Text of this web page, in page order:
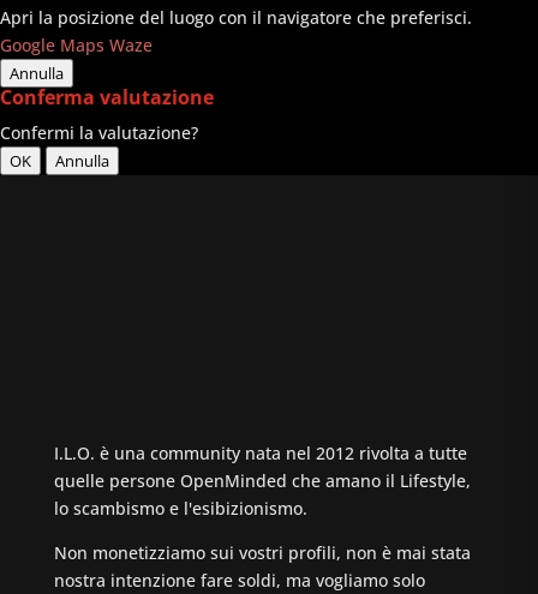
Apri la posizione del luogo con il navigatore che preferisci.
Google Maps Waze
Annulla
Conferma valutazione
Confermi la valutazione?
OK Annulla
I.L.O. è una community nata nel 2012 rivolta a tutte
quelle persone OpenMinded che amano il Lifestyle,
lo scambismo e l'esibizionismo.
Non monetizziamo sui vostri profili, non è mai stata
nostra intenzione fare soldi, ma vogliamo solo